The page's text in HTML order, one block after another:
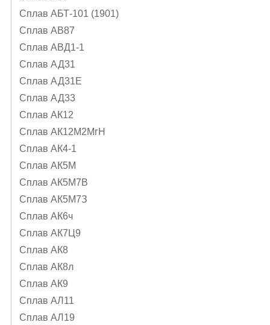
Сплав АБТ-101 (1901)
Сплав АВ87
Сплав АВД1-1
Сплав АД31
Сплав АД31Е
Сплав АД33
Сплав АК12
Сплав АК12М2МгН
Сплав АК4-1
Сплав АК5М
Сплав АК5М7В
Сплав АК5М7З
Сплав АК6ч
Сплав АК7Ц9
Сплав АК8
Сплав АК8л
Сплав АК9
Сплав АЛ11
Сплав АЛ19